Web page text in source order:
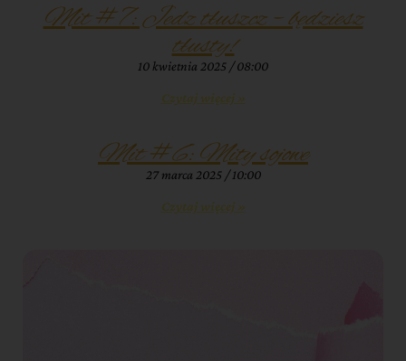
Mit #7: Jedz tłuszcz – będziesz
tłusty!
10 kwietnia 2025 08:00
Czytaj więcej »
Mit #6: Mity sojowe
27 marca 2025 10:00
Czytaj więcej »